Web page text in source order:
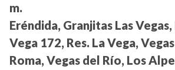
m.
Eréndida, Granjitas Las
Vega 172, Res. La Vega,
Roma, Vegas del Río, Los